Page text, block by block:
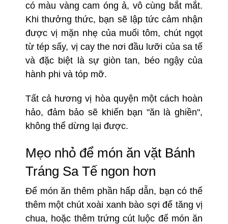
có màu vàng cam óng ả, vô cùng bắt mắt.
Khi thưởng thức, bạn sẽ lập tức cảm nhận
được vị mặn nhẹ của muối tôm, chút ngọt
từ tép sấy, vị cay the nơi đầu lưỡi của sa tế
và đặc biệt là sự giòn tan, béo ngậy của
hành phi và tóp mỡ.
Tất cả hương vị hòa quyện một cách hoàn
hảo, đảm bảo sẽ khiến bạn "ăn là ghiền",
không thể dừng lại được.
Mẹo nhỏ để món ăn vặt Bánh
Tráng Sa Tế ngon hơn
Để món ăn thêm phần hấp dẫn, bạn có thể
thêm một chút xoài xanh bào sợi để tăng vị
chua, hoặc thêm trứng cút luộc để món ăn